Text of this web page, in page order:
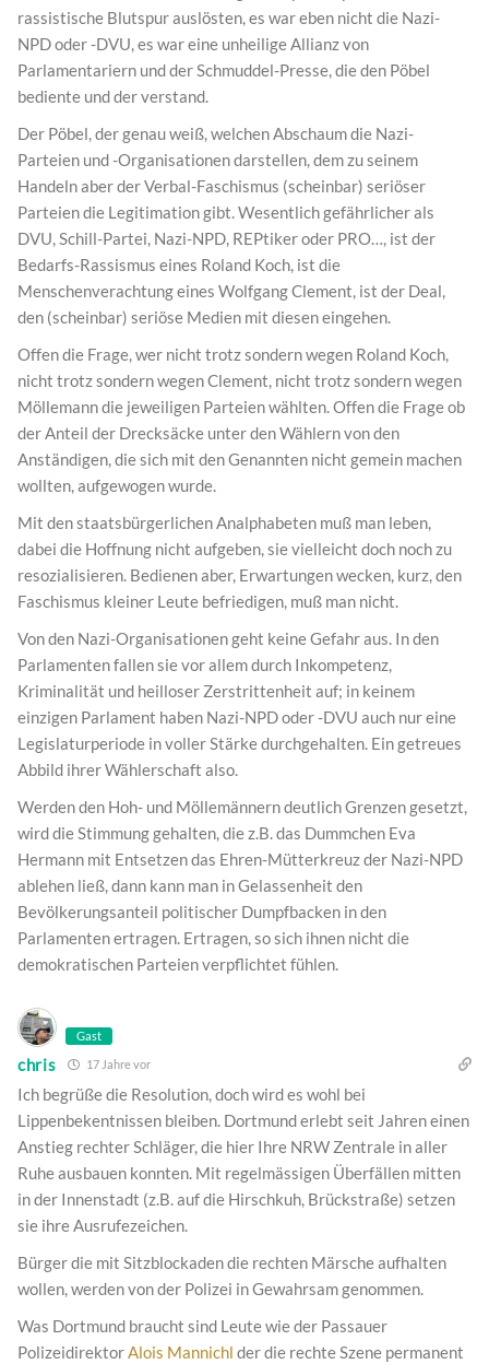
rassistische Blutspur auslösten, es war eben nicht die Nazi-
NPD oder -DVU, es war eine unheilige Allianz von
Parlamentariern und der Schmuddel-Presse, die den Pöbel
bediente und der verstand.
Der Pöbel, der genau weiß, welchen Abschaum die Nazi-
Parteien und -Organisationen darstellen, dem zu seinem
Handeln aber der Verbal-Faschismus (scheinbar) seriöser
Parteien die Legitimation gibt. Wesentlich gefährlicher als
DVU, Schill-Partei, Nazi-NPD, REPtiker oder PRO…, ist der
Bedarfs-Rassismus eines Roland Koch, ist die
Menschenverachtung eines Wolfgang Clement, ist der Deal,
den (scheinbar) seriöse Medien mit diesen eingehen.
Offen die Frage, wer nicht trotz sondern wegen Roland Koch,
nicht trotz sondern wegen Clement, nicht trotz sondern wegen
Möllemann die jeweiligen Parteien wählten. Offen die Frage ob
der Anteil der Drecksäcke unter den Wählern von den
Anständigen, die sich mit den Genannten nicht gemein machen
wollten, aufgewogen wurde.
Mit den staatsbürgerlichen Analphabeten muß man leben,
dabei die Hoffnung nicht aufgeben, sie vielleicht doch noch zu
resozialisieren. Bedienen aber, Erwartungen wecken, kurz, den
Faschismus kleiner Leute befriedigen, muß man nicht.
Von den Nazi-Organisationen geht keine Gefahr aus. In den
Parlamenten fallen sie vor allem durch Inkompetenz,
Kriminalität und heilloser Zerstrittenheit auf; in keinem
einzigen Parlament haben Nazi-NPD oder -DVU auch nur eine
Legislaturperiode in voller Stärke durchgehalten. Ein getreues
Abbild ihrer Wählerschaft also.
Werden den Hoh- und Möllemännern deutlich Grenzen gesetzt,
wird die Stimmung gehalten, die z.B. das Dummchen Eva
Hermann mit Entsetzen das Ehren-Mütterkreuz der Nazi-NPD
ablehen ließ, dann kann man in Gelassenheit den
Bevölkerungsanteil politischer Dumpfbacken in den
Parlamenten ertragen. Ertragen, so sich ihnen nicht die
demokratischen Parteien verpflichtet fühlen.
Gast
chris 17 Jahre vor
Ich begrüße die Resolution, doch wird es wohl bei
Lippenbekentnissen bleiben. Dortmund erlebt seit Jahren einen
Anstieg rechter Schläger, die hier Ihre NRW Zentrale in aller
Ruhe ausbauen konnten. Mit regelmässigen Überfällen mitten
in der Innenstadt (z.B. auf die Hirschkuh, Brückstraße) setzen
sie ihre Ausrufezeichen.
Bürger die mit Sitzblockaden die rechten Märsche aufhalten
wollen, werden von der Polizei in Gewahrsam genommen.
Was Dortmund braucht sind Leute wie der Passauer
PolizeidirektorAlois Mannichl der die rechte Szene permanent